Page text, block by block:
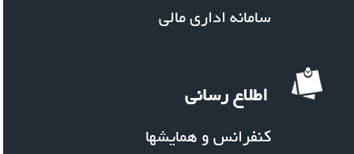
سامانه اداری مالی
اطلاع رسانی
کنفرانس و همایشها